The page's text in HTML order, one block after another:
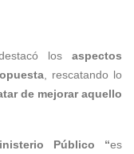
los aspectos
, rescatando lo
de mejorar aquello
Público “es